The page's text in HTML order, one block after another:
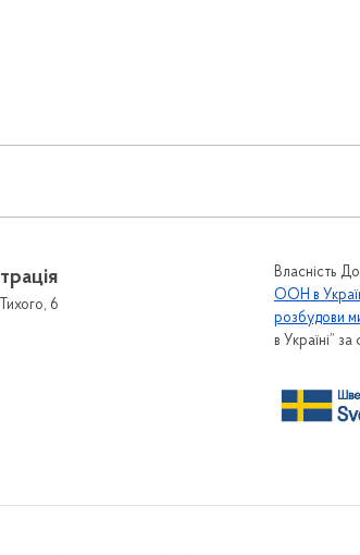
6
Власність
ООН в
розбудови
в Україні”